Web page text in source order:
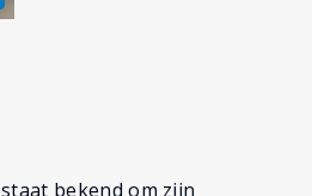
bekend om zijn